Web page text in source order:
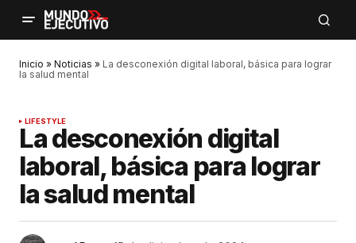
Inicio » Noticias » La desconexión digital laboral, básica para lograr
la salud mental
LIFESTYLE
La desconexión digital
laboral, básica para lograr
la salud mental